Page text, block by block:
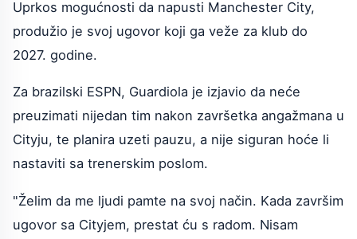
Uprkos mogućnosti da napusti Manchester City,
produžio je svoj ugovor koji ga veže za klub do
2027. godine.
Za brazilski ESPN, Guardiola je izjavio da neće
preuzimati nijedan tim nakon završetka angažmana u
Cityju, te planira uzeti pauzu, a nije siguran hoće li
nastaviti sa trenerskim poslom.
"Želim da me ljudi pamte na svoj način. Kada završim
ugovor sa Cityjem, prestat ću s radom. Nisam